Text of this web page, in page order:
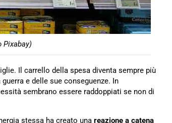
Pixabay)
Il carrello della spesa diventa sempre più
e delle sue conseguenze. In
sembrano essere raddoppiati se non di
stessa ha creato una reazione a catena